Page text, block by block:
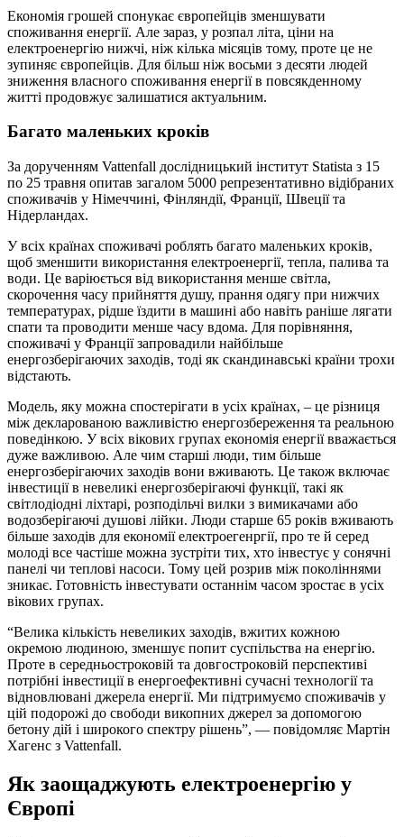
Економія грошей спонукає європейців зменшувати
споживання енергії. Але зараз, у розпал літа, ціни на
електроенергію нижчі, ніж кілька місяців тому, проте це не
зупиняє європейців. Для більш ніж восьми з десяти людей
зниження власного споживання енергії в повсякденному
житті продовжує залишатися актуальним.
Багато маленьких кроків
За дорученням Vattenfall дослідницький інститут Statista з 15
по 25 травня опитав загалом 5000 репрезентативно відібраних
споживачів у Німеччині, Фінляндії, Франції, Швеції та
Нідерландах.
У всіх країнах споживачі роблять багато маленьких кроків,
щоб зменшити використання електроенергії, тепла, палива та
води. Це варіюється від використання менше світла,
скорочення часу прийняття душу, прання одягу при нижчих
температурах, рідше їздити в машині або навіть раніше лягати
спати та проводити менше часу вдома. Для порівняння,
споживачі у Франції запровадили найбільше
енергозберігаючих заходів, тоді як скандинавські країни трохи
відстають.
Модель, яку можна спостерігати в усіх країнах, – це різниця
між декларованою важливістю енергозбереження та реальною
поведінкою. У всіх вікових групах економія енергії вважається
дуже важливою. Але чим старші люди, тим більше
енергозберігаючих заходів вони вживають. Це також включає
інвестиції в невеликі енергозберігаючі функції, такі як
світлодіодні ліхтарі, розподільчі вилки з вимикачами або
водозберігаючі душові лійки. Люди старше 65 років вживають
більше заходів для економії електроегенргії, про те й серед
молоді все частіше можна зустріти тих, хто інвестує у сонячні
панелі чи теплові насоси. Тому цей розрив між поколіннями
зникає. Готовність інвестувати останнім часом зростає в усіх
вікових групах.
“Велика кількість невеликих заходів, вжитих кожною
окремою людиною, зменшує попит суспільства на енергію.
Проте в середньостроковій та довгостроковій перспективі
потрібні інвестиції в енергоефективні сучасні технології та
відновлювані джерела енергії. Ми підтримуємо споживачів у
цій подорожі до свободи викопних джерел за допомогою
бетону дій і широкого спектру рішень”, — повідомляє Мартін
Хагенс з Vattenfall.
Як заощаджують електроенергію у
Європі